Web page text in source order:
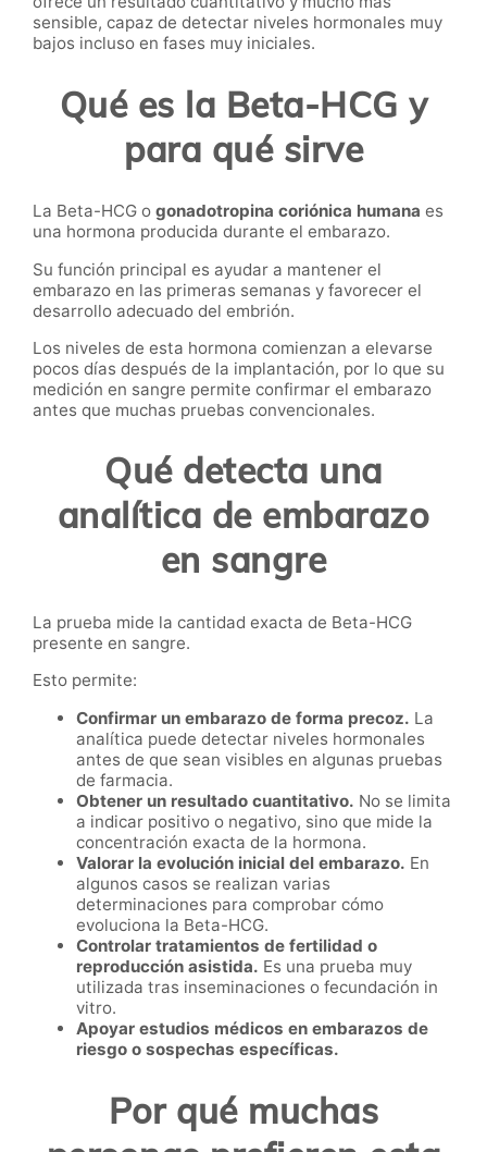
sensible, capaz de detectar niveles hormonales muy
bajos incluso en fases muy iniciales.
Qué es la Beta-HCG y
para qué sirve
La Beta-HCG o gonadotropina coriónica humana es
una hormona producida durante el embarazo.
Su función principal es ayudar a mantener el
embarazo en las primeras semanas y favorecer el
desarrollo adecuado del embrión.
Los niveles de esta hormona comienzan a elevarse
pocos días después de la implantación, por lo que su
medición en sangre permite confirmar el embarazo
antes que muchas pruebas convencionales.
Qué detecta una
analítica de embarazo
en sangre
La prueba mide la cantidad exacta de Beta-HCG
presente en sangre.
Esto permite:
Confirmar un embarazo de forma precoz. La
analítica puede detectar niveles hormonales
antes de que sean visibles en algunas pruebas
de farmacia.
Obtener un resultado cuantitativo. No se limita
a indicar positivo o negativo, sino que mide la
concentración exacta de la hormona.
Valorar la evolución inicial del embarazo. En
algunos casos se realizan varias
determinaciones para comprobar cómo
evoluciona la Beta-HCG.
Controlar tratamientos de fertilidad o
reproducción asistida. Es una prueba muy
utilizada tras inseminaciones o fecundación in
vitro.
Apoyar estudios médicos en embarazos de
riesgo o sospechas específicas.
Por qué muchas